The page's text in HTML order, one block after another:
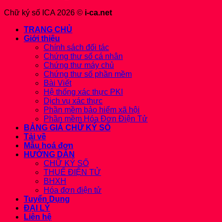
Chữ ký số ICA 2026 © i-ca.net
TRANG CHỦ
Giới thiệu
Chính sách đối tác
Chứng thư số cá nhân
Chứng thư máy chủ
Chứng thư số phần mềm
Bài Viết
Hệ thống xác thực PKI
Dịch vụ xác thực
Phần mềm bảo hiểm xã hội
Phần mềm Hóa Đơn Điện Tử
BẢNG GIÁ CHỮ KÝ SỐ
Tải về
Mẫu hoá đơn
HƯỚNG DẪN
CHỮ KÝ SỐ
THUẾ ĐIỆN TỬ
BHXH
Hóa đơn điện tử
Tuyển Dụng
ĐẠI LÝ
Liên hệ